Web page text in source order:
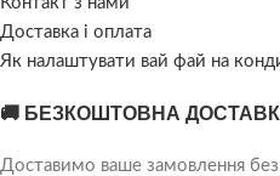
Доставка і оплата
Як налаштувати вай фай на
🚚 БЕЗКОШТОВНА
Доставимо ваше замовлення